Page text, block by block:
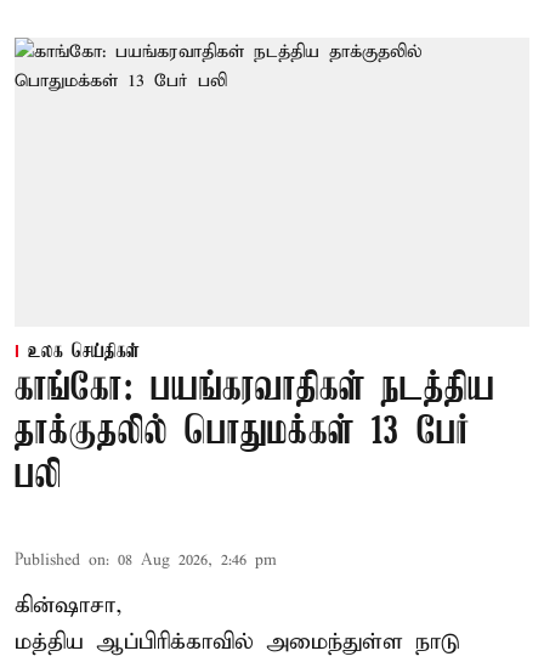
உலக செய்திகள்
காங்கோ: பயங்கரவாதிகள் நடத்திய
தாக்குதலில் பொதுமக்கள் 13 பேர்
பலி
Published on: 08 Aug 2026, 2:46 pm
கின்ஷாசா,
மத்திய ஆப்பிரிக்காவில் அமைந்துள்ள நாடு